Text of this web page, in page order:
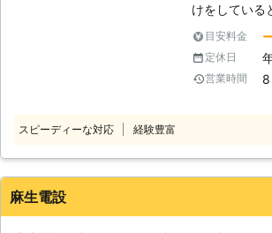
けをしている
るだけでは
「とにかく
上がった時は
テリーの充電
て爆発を起こす危険性が
くてはいけま
当たってしま
目安料金
定休日
営業時間
スピーディーな対応 経験豊富
麻生電設